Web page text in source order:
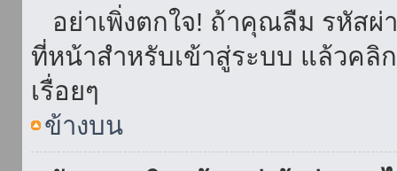
อย่าเพิ่งตกใจ! ถ้าคุณลืม รหัสผ่
ที่หน้าสำหรับเข้าสู่ระบบ แล้วค
เรื่อยๆ
ข้างบน